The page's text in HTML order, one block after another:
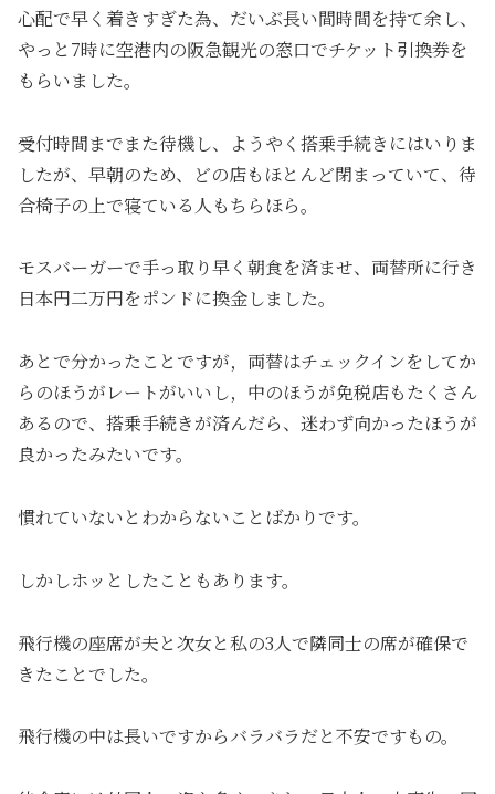
心配で早く着きすぎた為、だいぶ長い間時間を持て余し、
やっと7時に空港内の阪急観光の窓口でチケット引換券を
もらいました。
受付時間までまた待機し、ようやく搭乗手続きにはいりま
したが、早朝のため、どの店もほとんど閉まっていて、待
合椅子の上で寝ている人もちらほら。
モスバーガーで手っ取り早く朝食を済ませ、両替所に行き
日本円二万円をポンドに換金しました。
あとで分かったことですが，両替はチェックインをしてか
らのほうがレートがいいし，中のほうが免税店もたくさん
あるので、搭乗手続きが済んだら、迷わず向かったほうが
良かったみたいです。
慣れていないとわからないことばかりです。
しかしホッとしたこともあります。
飛行機の座席が夫と次女と私の3人で隣同士の席が確保で
きたことでした。
飛行機の中は長いですからバラバラだと不安ですもの。